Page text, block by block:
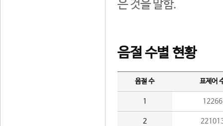
은 것을 말함.
음절 수별 현황
음절 수 표제어
1 12266
2